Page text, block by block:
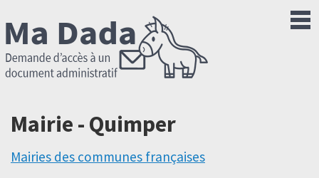
Mairie - Quimper
Mairies des communes françaises